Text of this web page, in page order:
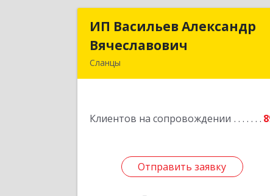
ИП Васильев Александр
Вячеславович
Сланцы
Клиентов на сопровождении
Отправить заявку
ИП Васильев Александр
Вячеславович
Отправить заявку